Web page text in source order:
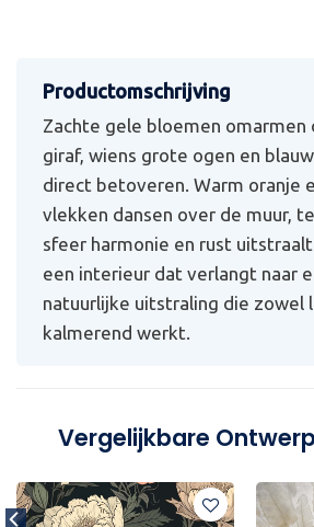
Zachte gele bloemen omarmen
giraf, wiens grote ogen en
direct betoveren. Warm oranje
vlekken dansen over de muur,
sfeer harmonie en rust
een interieur dat verlangt naar
natuurlijke uitstraling die zowel
kalmerend werkt.
Vergelijkbare